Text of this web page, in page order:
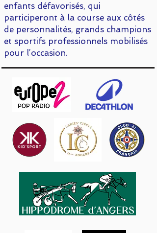
enfants défavorisés, qui
participeront à la course aux côtés
de personnalités, grands champions
et sportifs professionnels mobilisés
pour l’occasion.